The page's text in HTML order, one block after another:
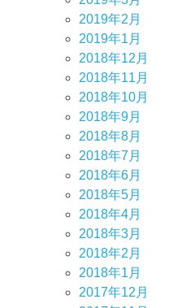
2019年2月
2019年1月
2018年12月
2018年11月
2018年10月
2018年9月
2018年8月
2018年7月
2018年6月
2018年5月
2018年4月
2018年3月
2018年2月
2018年1月
2017年12月